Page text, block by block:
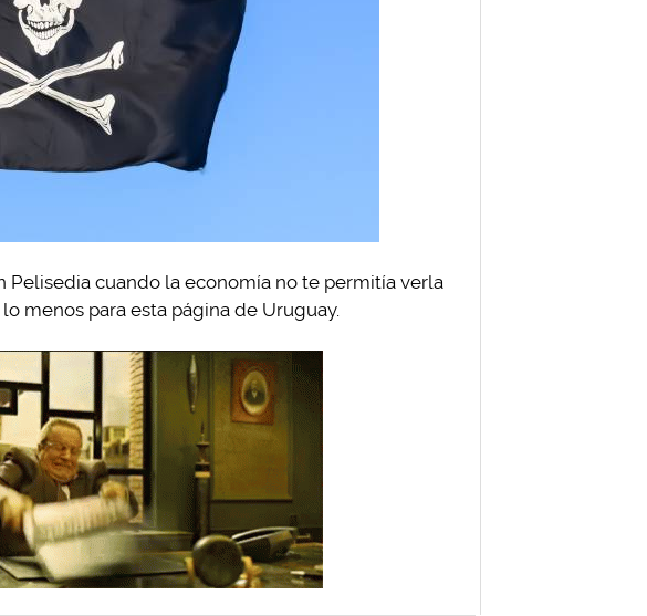
Pelisedia cuando la economía no te permitía verla
menos para esta página de Uruguay.